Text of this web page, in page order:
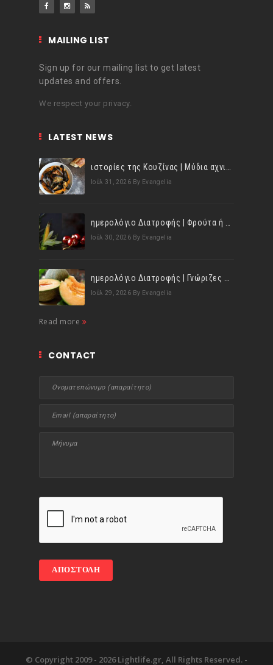
MAILING LIST
Sign up for our mailing list to get latest
updates and offers.
We respect your privacy.
LATEST NEWS
Ιούλ 31, 2026 By Evangelia
Ιούλ 30, 2026 By Evangelia
Ιούλ 29, 2026 By Evangelia
Read more
CONTACT
© Copyright 2009 - 2026 Lightlife.gr, All Rights Reserved. -